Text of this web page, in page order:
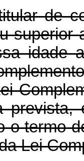
de
superior
idade
prevista,
o termo
Lei